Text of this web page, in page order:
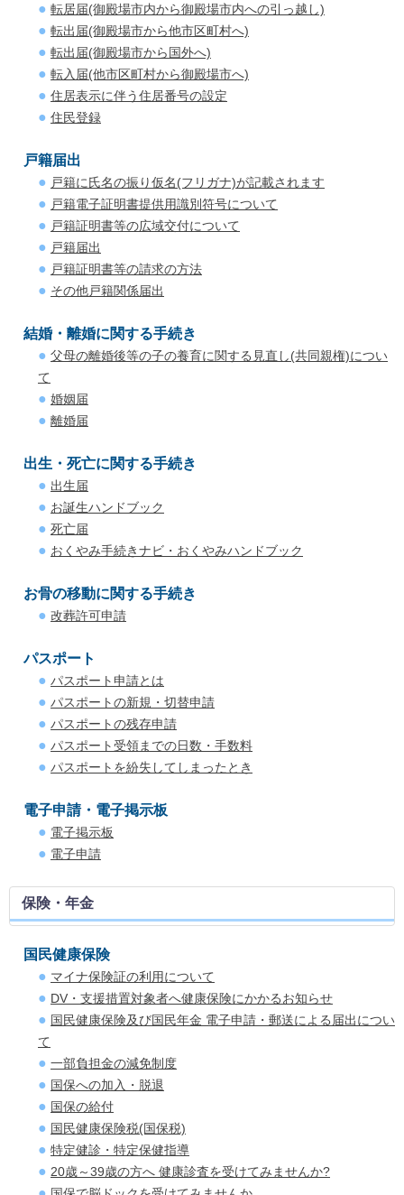
転居届(御殿場市内から御殿場市内への引っ越し)
転出届(御殿場市から他市区町村へ)
転出届(御殿場市から国外へ)
転入届(他市区町村から御殿場市へ)
住居表示に伴う住居番号の設定
住民登録
戸籍届出
戸籍に氏名の振り仮名(フリガナ)が記載されます
戸籍電子証明書提供用識別符号について
戸籍証明書等の広域交付について
戸籍届出
戸籍証明書等の請求の方法
その他戸籍関係届出
結婚・離婚に関する手続き
父母の離婚後等の子の養育に関する見直し(共同親権)につい
て
婚姻届
離婚届
出生・死亡に関する手続き
出生届
お誕生ハンドブック
死亡届
おくやみ手続きナビ・おくやみハンドブック
お骨の移動に関する手続き
改葬許可申請
パスポート
パスポート申請とは
パスポートの新規・切替申請
パスポートの残存申請
パスポート受領までの日数・手数料
パスポートを紛失してしまったとき
電子申請・電子掲示板
電子掲示板
電子申請
保険・年金
国民健康保険
マイナ保険証の利用について
DV・支援措置対象者へ健康保険にかかるお知らせ
国民健康保険及び国民年金 電子申請・郵送による届出につい
て
一部負担金の減免制度
国保への加入・脱退
国保の給付
国民健康保険税(国保税)
特定健診・特定保健指導
20歳～39歳の方へ 健康診査を受けてみませんか?